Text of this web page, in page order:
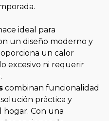
ideal para
un diseño moderno y
un calor
excesivo ni requerir
combinan funcionalidad
práctica y
hogar. Con una